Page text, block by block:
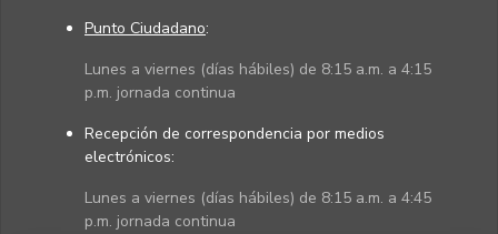
Punto Ciudadano:
Lunes a viernes (días hábiles) de 8:15 a.m. a 4:15
p.m. jornada continua
Recepción de correspondencia por medios
electrónicos:
Lunes a viernes (días hábiles) de 8:15 a.m. a 4:45
p.m. jornada continua